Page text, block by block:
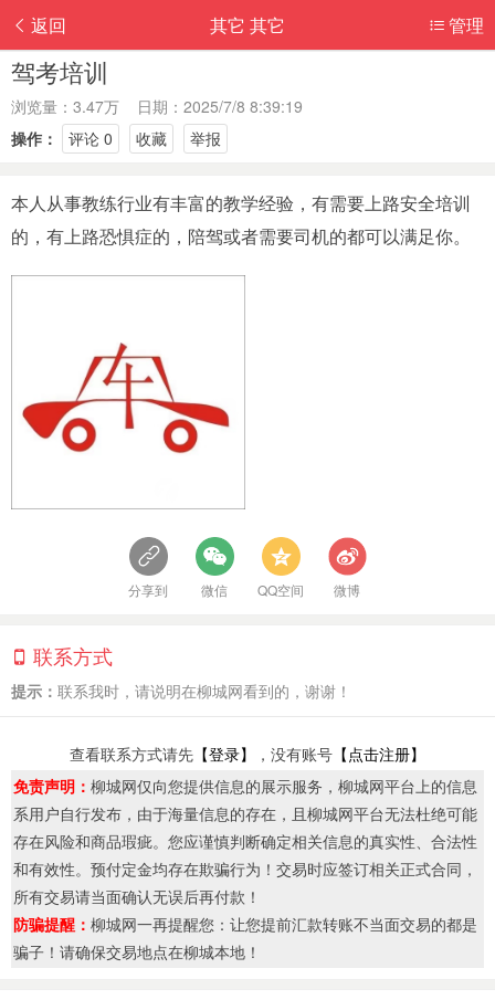
返回 管理
其它 其它
驾考培训
浏览量：3.47万 日期：2025/7/8 8:39:19
操作：
评论 0 收藏 举报
本人从事教练行业有丰富的教学经验，有需要上路安全培训
的，有上路恐惧症的，陪驾或者需要司机的都可以满足你。
分享到 微信 QQ空间 微博
联系方式
提示： 联系我时，请说明在柳城网看到的，谢谢！
查看联系方式请先 【登录】 ，没有账号 【点击注册】
免责声明： 柳城网仅向您提供信息的展示服务，柳城网平台上的信息
系用户自行发布，由于海量信息的存在，且柳城网平台无法杜绝可能
存在风险和商品瑕疵。您应谨慎判断确定相关信息的真实性、合法性
和有效性。预付定金均存在欺骗行为！交易时应签订相关正式合同，
所有交易请当面确认无误后再付款！
防骗提醒： 柳城网一再提醒您：让您提前汇款转账不当面交易的都是
骗子！请确保交易地点在柳城本地！